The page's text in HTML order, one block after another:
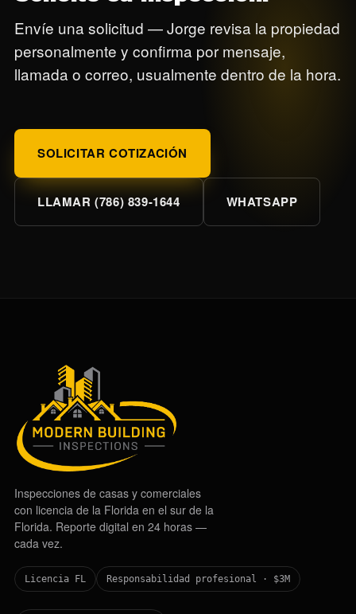
Envíe una solicitud — Jorge revisa la propiedad
personalmente y confirma por mensaje,
llamada o correo, usualmente dentro de la hora.
SOLICITAR COTIZACIÓN
LLAMAR (786) 839-1644 WHATSAPP
Inspecciones de casas y comerciales
con licencia de la Florida en el sur de la
Florida. Reporte digital en 24 horas —
cada vez.
Licencia FL Responsabilidad profesional · $3M